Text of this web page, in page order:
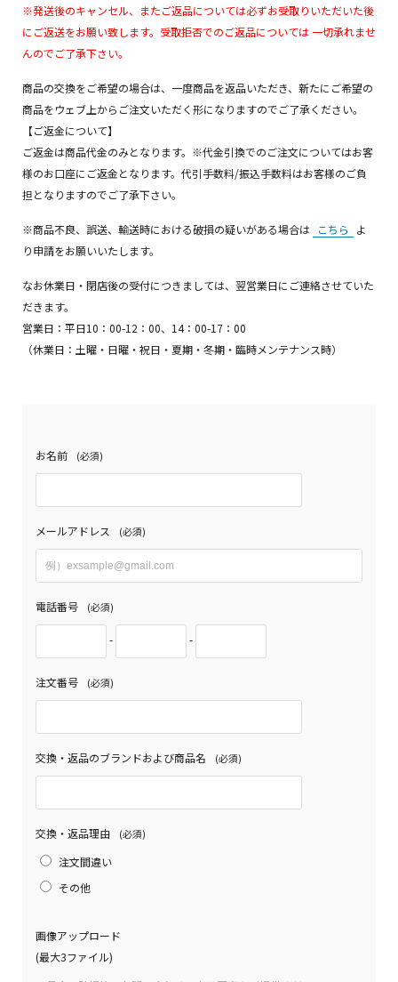
※発送後のキャンセル、またご返品については必ずお受取りいただいた後
にご返送をお願い致します。受取拒否でのご返品については 一切承れませ
んのでご了承下さい。
商品の交換をご希望の場合は、一度商品を返品いただき、新たにご希望の
商品をウェブ上からご注文いただく形になりますのでご了承ください。
【ご返金について】
ご返金は商品代金のみとなります。※代金引換でのご注文についてはお客
様のお口座にご返金となります。代引手数料/振込手数料はお客様のご負
担となりますのでご了承下さい。
※商品不良、誤送、輸送時における破損の疑いがある場合は こちら
よ
り申請をお願いいたします。
なお休業日・閉店後の受付につきましては、翌営業日にご連絡させていた
だきます。
営業日：平日10：00-12：00、14：00-17：00
（休業日：土曜・日曜・祝日・夏期・冬期・臨時メンテナンス時）
お名前 (必須)
メールアドレス (必須)
電話番号 (必須)
- -
注文番号 (必須)
交換・返品のブランドおよび商品名 (必須)
交換・返品理由 (必須)
注文間違い
その他
画像アップロード
(最大3ファイル)